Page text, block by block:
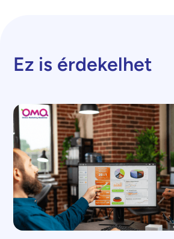
Ez is érdekelhet